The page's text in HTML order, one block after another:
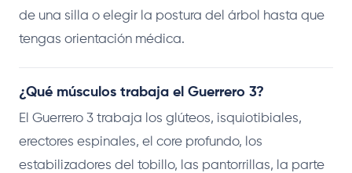
de una silla o elegir la postura del árbol hasta que
tengas orientación médica.
¿Qué músculos trabaja el Guerrero 3?
El Guerrero 3 trabaja los glúteos, isquiotibiales,
erectores espinales, el core profundo, los
estabilizadores del tobillo, las pantorrillas, la parte